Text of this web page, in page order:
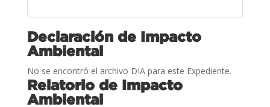
Declaración de Impacto
Ambiental
No se encontró el archivo DIA para este Expediente.
Relatorio de Impacto
Ambiental